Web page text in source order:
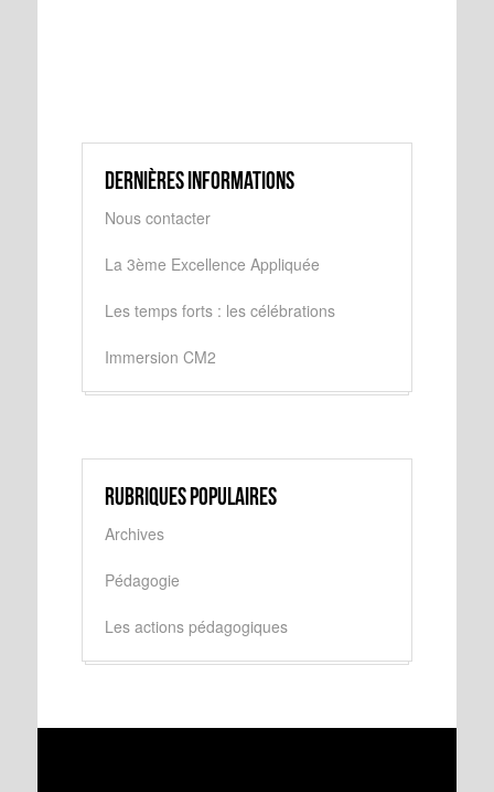
Dernières informations
Nous contacter
La 3ème Excellence Appliquée
Les temps forts : les célébrations
Immersion CM2
Rubriques populaires
Archives
Pédagogie
Les actions pédagogiques